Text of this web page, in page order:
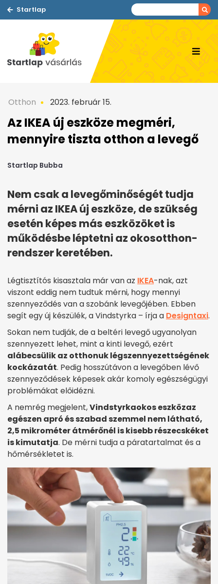
Startlap
Otthon 2023. február 15.
Az IKEA új eszköze megméri,
mennyire tiszta otthon a levegő
Startlap Bubba
Nem csak a levegőminőségét tudja
mérni az IKEA új eszköze, de szükség
esetén képes más eszközöket is
működésbe léptetni az okosotthon-
rendszer keretében.
Légtisztítós kisasztala már van az IKEA-nak, azt
viszont eddig nem tudtuk mérni, hogy mennyi
szennyeződés van a szobánk levegőjében. Ebben
segít egy új készülék, a Vindstyrka – írja a Designtaxi.
Sokan nem tudják, de a beltéri levegő ugyanolyan
szennyezett lehet, mint a kinti levegő, ezért
alábecsülik az otthonuk légszennyezettségének
kockázatát. Pedig hosszútávon a levegőben lévő
szennyeződések képesek akár komoly egészségügyi
problémákat előidézni.
A nemrég megjelent,Vindstyrkaokos eszközaz
egészen apró és szabad szemmel nem látható,
2,5 mikrométer átmérőnél is kisebb részecskéket
is kimutatja. De mérni tudja a páratartalmat és a
hőmérsékletet is.